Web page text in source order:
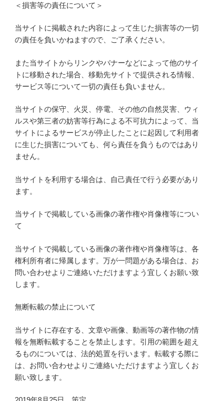
＜損害等の責任について＞
当サイトに掲載された内容によって生じた損害等の一切
の責任を負いかねますので、ご了承ください。
また当サイトからリンクやバナーなどによって他のサイ
トに移動された場合、移動先サイトで提供される情報、
サービス等について一切の責任も負いません。
当サイトの保守、火災、停電、その他の自然災害、ウィ
ルスや第三者の妨害等行為による不可抗力によって、当
サイトによるサービスが停止したことに起因して利用者
に生じた損害についても、何ら責任を負うものではあり
ません。
当サイトを利用する場合は、自己責任で行う必要があり
ます。
当サイトで掲載している画像の著作権や肖像権等につい
て
当サイトで掲載している画像の著作権や肖像権等は、各
権利所有者に帰属します。万が一問題がある場合は、お
問い合わせよりご連絡いただけますよう宜しくお願い致
します。
無断転載の禁止について
当サイトに存在する、文章や画像、動画等の著作物の情
報を無断転載することを禁止します。引用の範囲を超え
るものについては、法的処置を行います。転載する際に
は、お問い合わせよりご連絡いただけますよう宜しくお
願い致します。